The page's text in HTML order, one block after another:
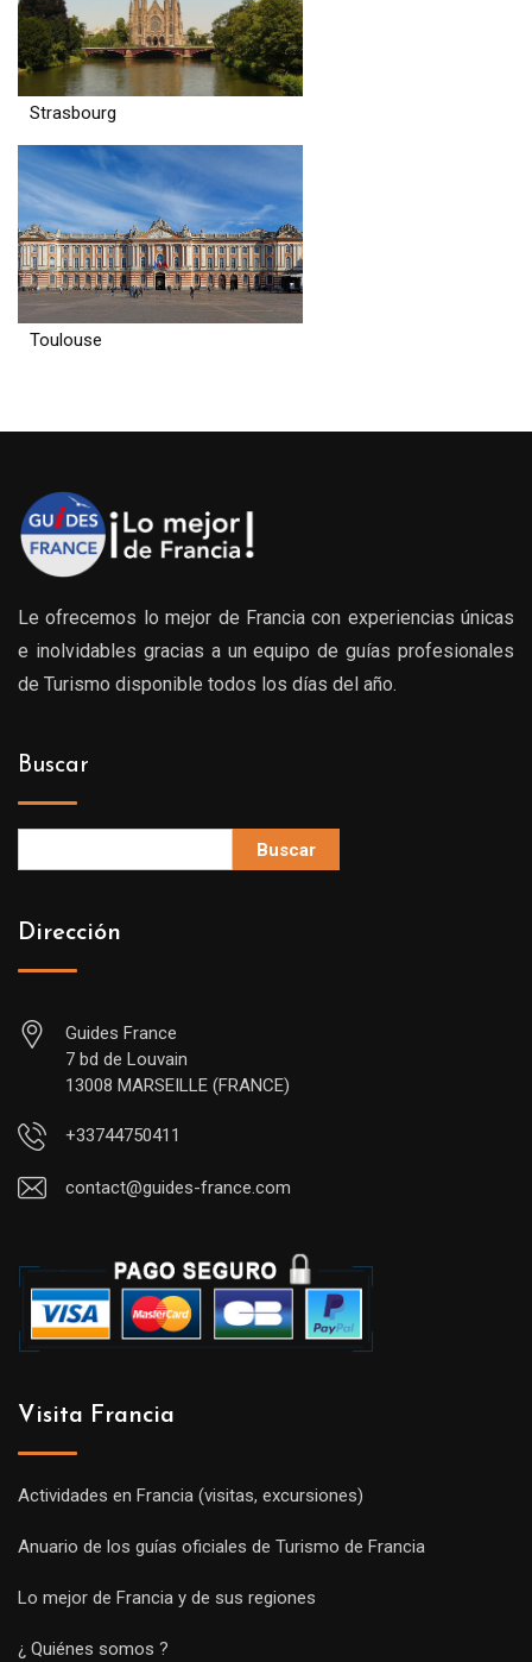
Strasbourg
Toulouse
Le ofrecemos lo mejor de Francia con experiencias únicas
e inolvidables gracias a un equipo de guías profesionales
de Turismo disponible todos los días del año.
Buscar
Buscar
Dirección
Guides France
7 bd de Louvain
13008 MARSEILLE (FRANCE)
+33744750411
contact@guides-france.com
Visita Francia
Actividades en Francia (visitas, excursiones)
Anuario de los guías oficiales de Turismo de Francia
Lo mejor de Francia y de sus regiones
¿ Quiénes somos ?